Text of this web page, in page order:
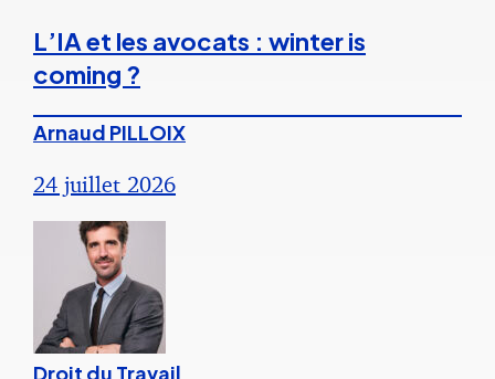
L’IA et les avocats : winter is
coming ?
Arnaud PILLOIX
24 juillet 2026
Droit du Travail